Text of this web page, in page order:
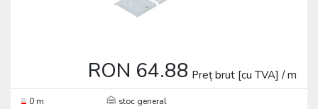
RON 64.88 Preț brut [cu TVA] / m
0 m
stoc general